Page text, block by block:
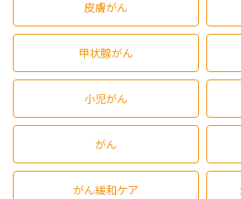
皮膚がん
甲状腺がん
小児がん
がん
がん緩和ケア